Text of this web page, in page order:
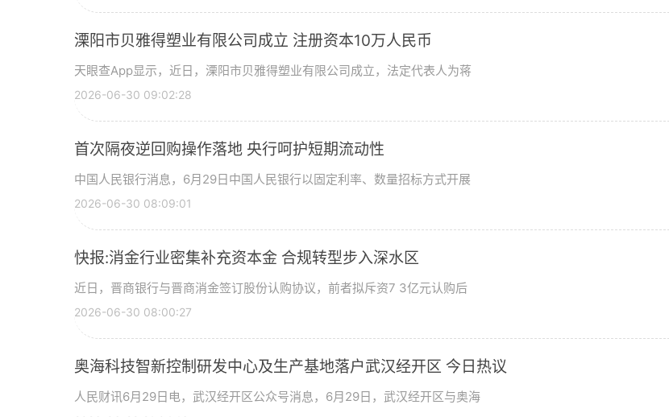
溧阳市贝雅得塑业有限公司成立 注册资本10万人民币
天眼查App显示，近日，溧阳市贝雅得塑业有限公司成立，法定代表人为蒋
2026-06-30 09:02:28
首次隔夜逆回购操作落地 央行呵护短期流动性
中国人民银行消息，6月29日中国人民银行以固定利率、数量招标方式开展
2026-06-30 08:09:01
快报:消金行业密集补充资本金 合规转型步入深水区
近日，晋商银行与晋商消金签订股份认购协议，前者拟斥资7 3亿元认购后
2026-06-30 08:00:27
奥海科技智新控制研发中心及生产基地落户武汉经开区 今日热议
人民财讯6月29日电，武汉经开区公众号消息，6月29日，武汉经开区与奥海